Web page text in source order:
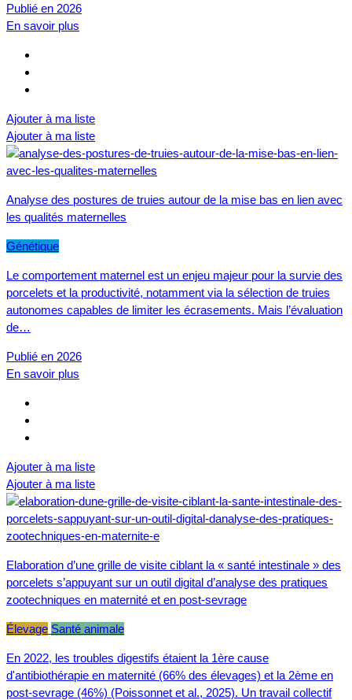
Publié en 2026
En savoir plus
Ajouter à ma liste
Ajouter à ma liste
Analyse des postures de truies autour de la mise bas en lien avec
les qualités maternelles
Génétique
Le comportement maternel est un enjeu majeur pour la survie des
porcelets et la productivité, notamment via la sélection de truies
autonomes capables de limiter les écrasements. Mais l’évaluation
de…
Publié en 2026
En savoir plus
Ajouter à ma liste
Ajouter à ma liste
Elaboration d’une grille de visite ciblant la « santé intestinale » des
porcelets s’appuyant sur un outil digital d’analyse des pratiques
zootechniques en maternité et en post-sevrage
Élevage Santé animale
En 2022, les troubles digestifs étaient la 1ère cause
d'antibiothérapie en maternité (66% des élevages) et la 2ème en
post-sevrage (46%) (Poissonnet et al., 2025). Un travail collectif